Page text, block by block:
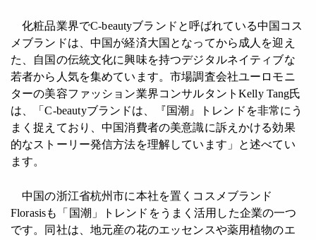
化粧品業界でC-beautyブランドと呼ばれている中国コス
メブランドは、中国が経済大国となってから成人を迎え
た、自国の伝統文化に興味を持つデジタルネイティブな
若者から人気を集めています。市場調査会社ユーロモニ
ターの美容ファッション業界コンサルタントKelly Tang氏
は、「C-beautyブランドは、『国潮』トレンドを非常にう
まく捉えており、中国消費者の美意識に訴えかける効果
的なストーリー発信方法を理解しています」と述べてい
ます。
中国の浙江省杭州市に本社を置くコスメブランド
Florasisも「国潮」トレンドをうまく活用した企業の一つ
です。同社は、地元産の花のエッセンスや薬用植物のエ